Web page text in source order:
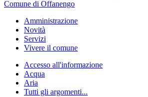
Comune di Offanengo
Amministrazione
Novità
Servizi
Vivere il comune
Accesso all'informazione
Acqua
Aria
Tutti gli argomenti...